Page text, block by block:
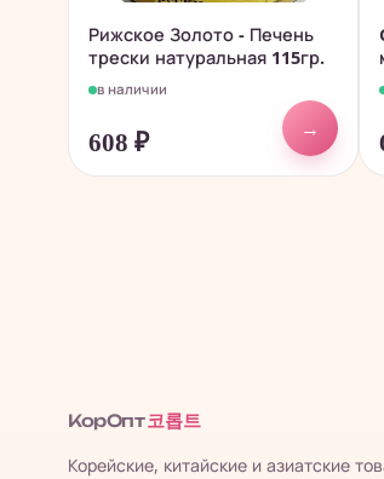
Рижское Золото - Печень
трески натуральная 115гр.
в наличии
608 ₽
→
КорОпт 코롭트
Корейские, китайские и азиатские